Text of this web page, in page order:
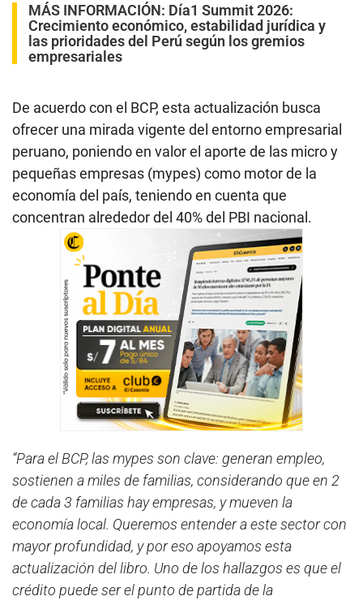
MÁS INFORMACIÓN: Día1 Summit 2026:
Crecimiento económico, estabilidad jurídica y
las prioridades del Perú según los gremios
empresariales
De acuerdo con el BCP, esta actualización busca
ofrecer una mirada vigente del entorno empresarial
peruano, poniendo en valor el aporte de las micro y
pequeñas empresas (mypes) como motor de la
economía del país, teniendo en cuenta que
concentran alrededor del 40% del PBI nacional.
“Para el BCP, las mypes son clave: generan empleo,
sostienen a miles de familias, considerando que en 2
de cada 3 familias hay empresas, y mueven la
economía local. Queremos entender a este sector con
mayor profundidad, y por eso apoyamos esta
actualización del libro. Uno de los hallazgos es que el
crédito puede ser el punto de partida de la